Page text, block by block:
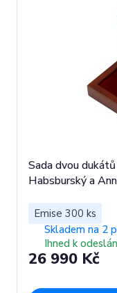
Sada dvou
Habsburský a
Emise 300 ks
Skladem na 2
Ihned k
26 990 Kč